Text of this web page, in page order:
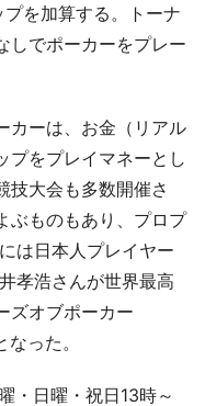
を加算する。トーナ
しでポーカーをプレー
カーは、お金（リアル
プをプレイマネーとし
技大会も多数開催さ
ぶものもあり、プロプ
は日本人プレイヤー
孝浩さんが世界最高
ズオブポーカー
った。
・日曜・祝日13時～